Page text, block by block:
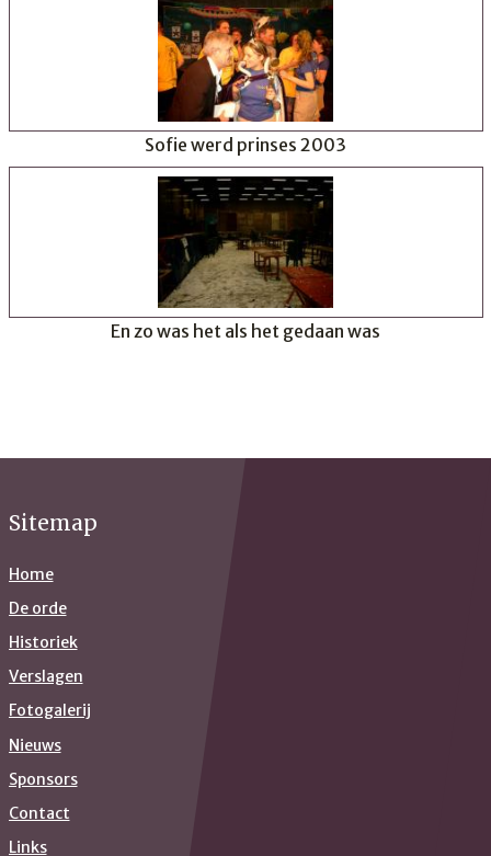
Sofie werd prinses 2003
En zo was het als het gedaan was
Sitemap
Home
De orde
Historiek
Verslagen
Fotogalerij
Nieuws
Sponsors
Contact
Links